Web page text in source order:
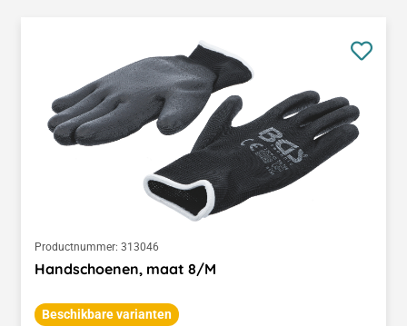
Productnummer: 313046
Handschoenen, maat 8/M
Beschikbare varianten